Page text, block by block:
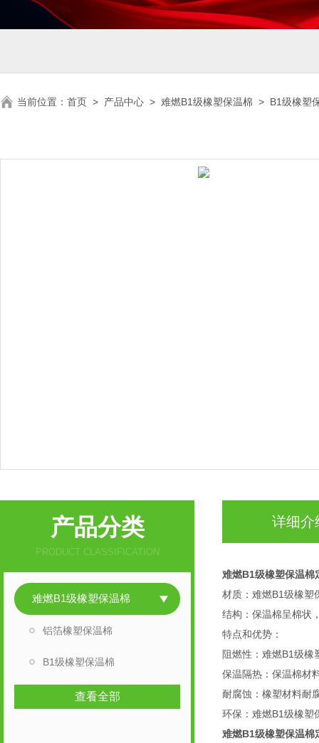
当前位置： 首页 > 产品中心 > 难燃B1级橡塑保温棉 > B1级橡塑
产品分类
PRODUCT CLASSIFICATION
难燃B1级橡塑保温棉
铝箔橡塑保温棉
B1级橡塑保温棉
查看全部
详细介
难燃B1级橡塑保温棉
材质：难燃B1级橡塑
结构：保温棉呈棉状
特点和优势：
阻燃性：难燃B1级橡
保温隔热：保温棉材
耐腐蚀：橡塑材料耐
环保：难燃B1级橡塑
难燃B1级橡塑保温棉